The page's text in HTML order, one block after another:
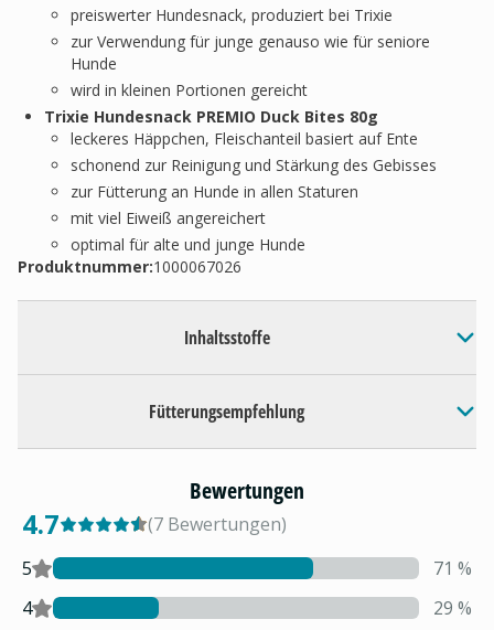
preiswerter Hundesnack, produziert bei Trixie
zur Verwendung für junge genauso wie für seniore
Hunde
wird in kleinen Portionen gereicht
Trixie Hundesnack PREMIO Duck Bites 80g
leckeres Häppchen, Fleischanteil basiert auf Ente
schonend zur Reinigung und Stärkung des Gebisses
zur Fütterung an Hunde in allen Staturen
mit viel Eiweiß angereichert
optimal für alte und junge Hunde
Produktnummer:1000067026
Inhaltsstoffe
Fütterungsempfehlung
Bewertungen
4.7 (7 Bewertungen)
5
71 %
4
29 %